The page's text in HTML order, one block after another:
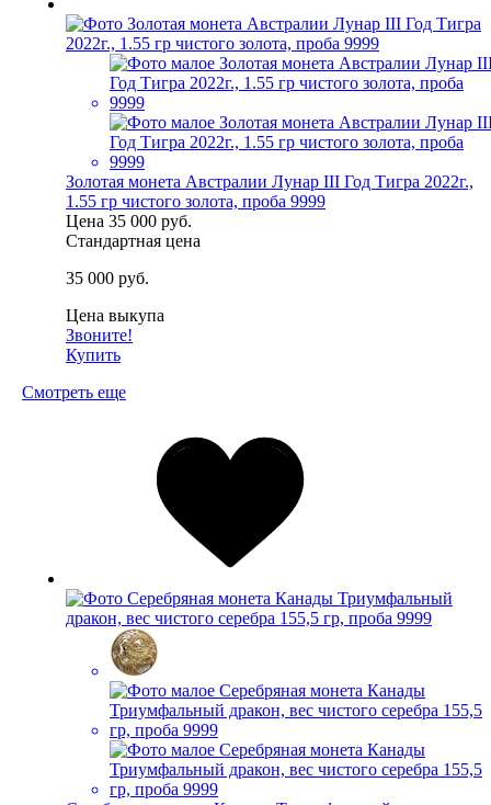
Золотая монета Австралии Лунар III Год Тигра 2022г.,
1.55 гр чистого золота, проба 9999
Цена 35 000 руб.
Стандартная цена
35 000 руб.
Цена выкупа
Звоните!
Купить
Смотреть еще